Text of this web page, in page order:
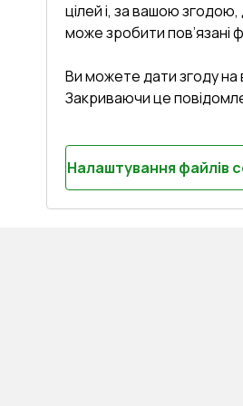
цілей і, за вашою згодою,
може зробити пов’язані
Ви можете дати згоду на
Закриваючи це
Налаштування файлів